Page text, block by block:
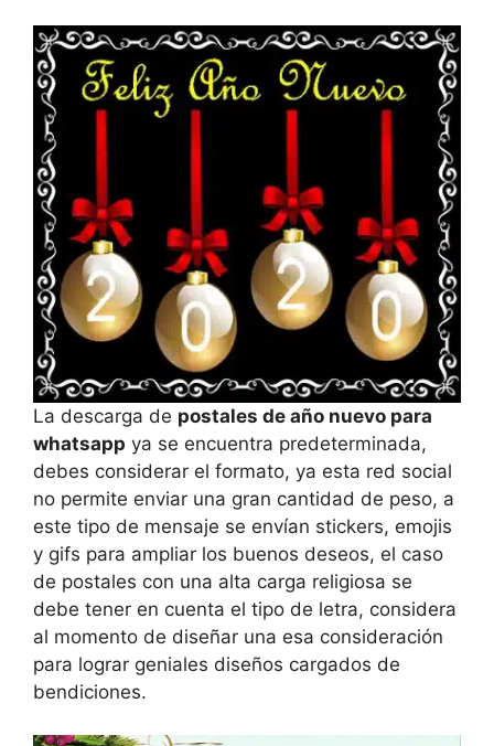
La descarga de postales de año nuevo para
whatsapp ya se encuentra predeterminada,
debes considerar el formato, ya esta red social
no permite enviar una gran cantidad de peso, a
este tipo de mensaje se envían stickers, emojis
y gifs para ampliar los buenos deseos, el caso
de postales con una alta carga religiosa se
debe tener en cuenta el tipo de letra, considera
al momento de diseñar una esa consideración
para lograr geniales diseños cargados de
bendiciones.